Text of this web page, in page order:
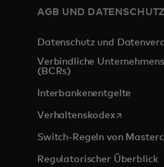
geöffnet
Registerkarte geöffnet
AGB UND DATENSCHUTZ
Datenschutz und
Verbindliche
(BCRs)
Interbankenentgelte
Verhaltenskodexwird in
Switch-Regeln von
Regulatorischer Überblick